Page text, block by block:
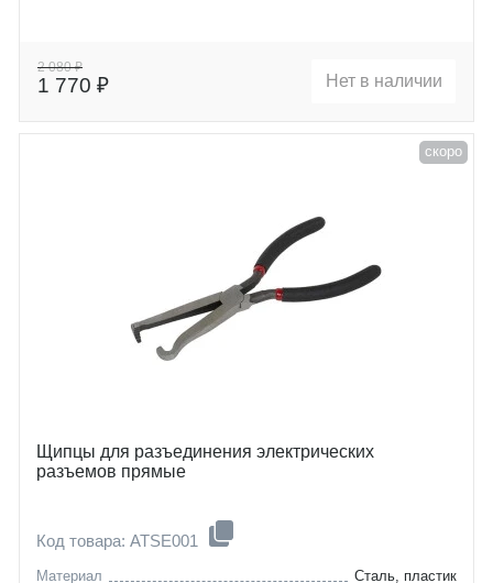
2 080 ₽
1 770 ₽ Нет в наличии
скоро
Щипцы для разъединения электрических
разъемов прямые
Код товара: ATSE001
Материал
Сталь, пластик